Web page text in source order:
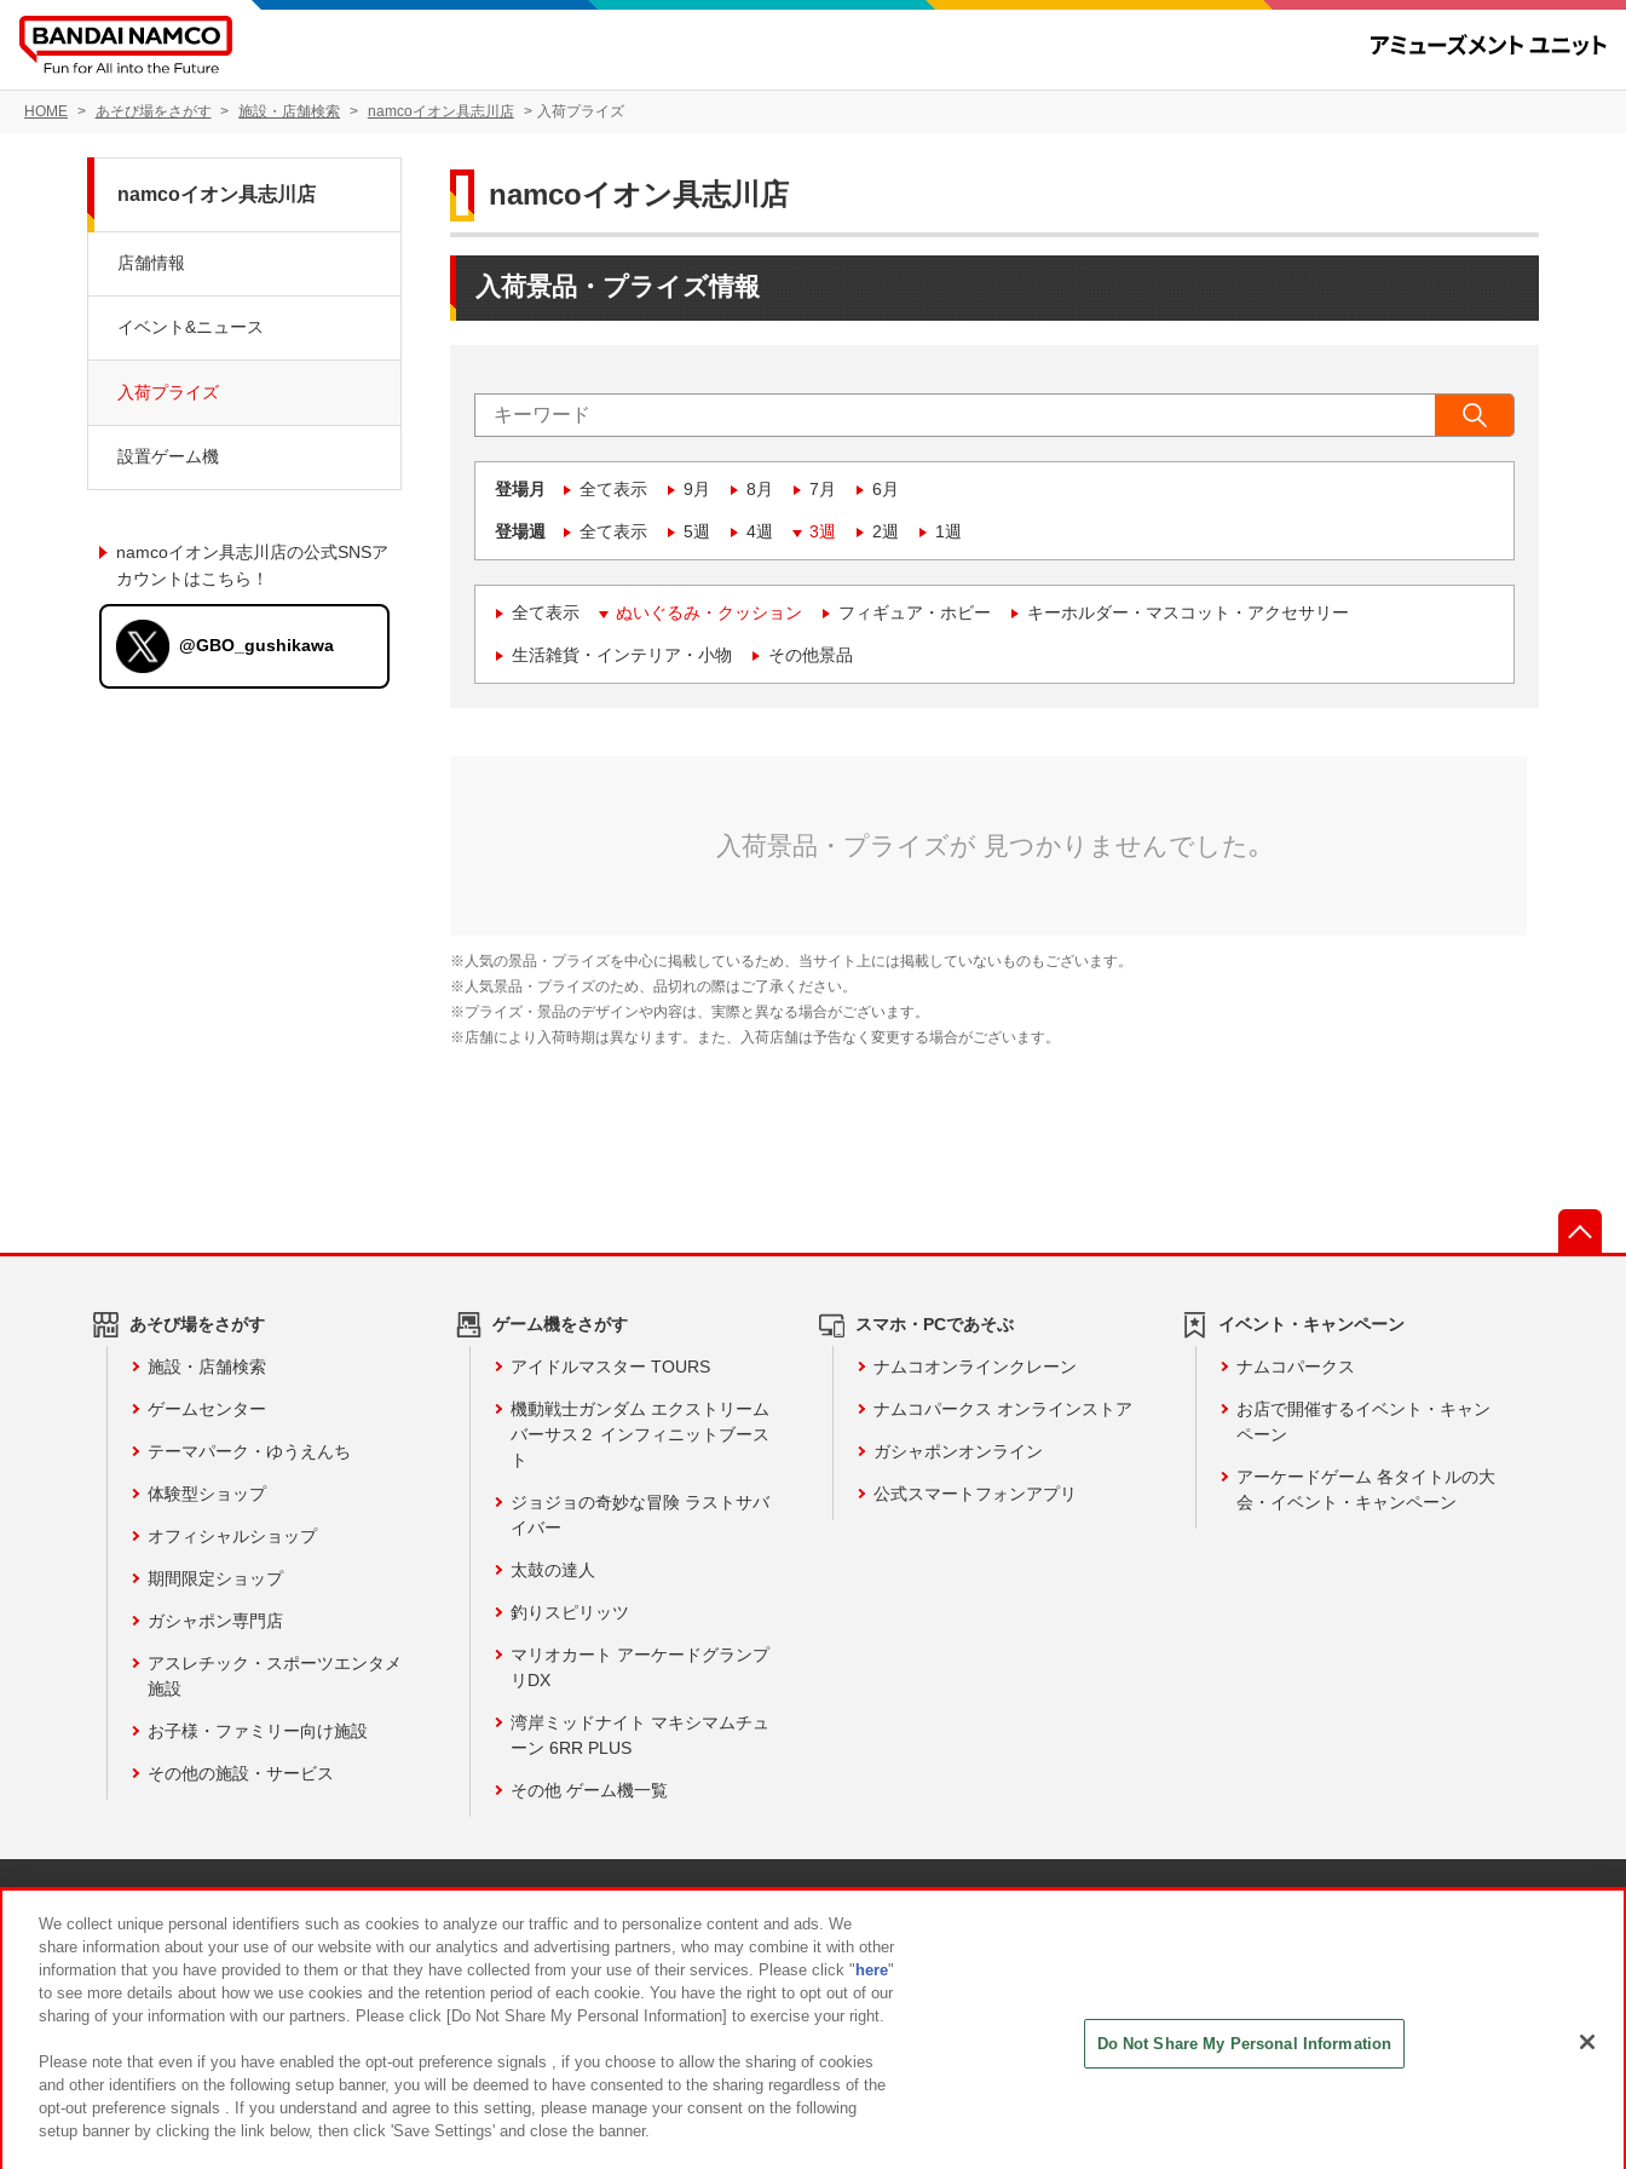
HOME あそび場をさがす 施設・店舗検索 namcoイオン具志川店 入荷プライズ
namcoイオン具志川店
入荷景品・プライズ情報
登場月 全て表示 9月 8月 7月 6月
登場週 全て表示 5週 4週 3週 2週 1週
全て表示 ぬいぐるみ・クッション フィギュア・ホビー キーホルダー・マスコット・アクセサリー
生活雑貨・インテリア・小物 その他景品
namcoイオン具志川店
店舗情報
イベント&ニュース
入荷プライズ
設置ゲーム機
namcoイオン具志川店の公式SNSア
カウントはこちら！
@GBO_gushikawa
あそび場をさがす
施設・店舗検索
ゲームセンター
テーマパーク・ゆうえんち
体験型ショップ
オフィシャルショップ
期間限定ショップ
ガシャポン専門店
アスレチック・スポーツエンタメ
施設
お子様・ファミリー向け施設
その他の施設・サービス
ゲーム機をさがす
アイドルマスター TOURS
機動戦士ガンダム エクストリーム
バーサス２ インフィニットブース
ト
ジョジョの奇妙な冒険 ラストサバ
イバー
太鼓の達人
釣りスピリッツ
マリオカート アーケードグランプ
リDX
湾岸ミッドナイト マキシマムチュ
ーン 6RR PLUS
その他 ゲーム機一覧
スマホ・PCであそぶ
ナムコオンラインクレーン
ナムコパークス オンラインストア
ガシャポンオンライン
公式スマートフォンアプリ
イベント・キャンペーン
ナムコパークス
お店で開催するイベント・キャン
ペーン
アーケードゲーム 各タイトルの大
会・イベント・キャンペーン
食品のご提供について カスタマーハラスメント対応方針
We collect unique personal identifiers such as cookies to analyze our traffic and to personalize content and ads. We
share information about your use of our website with our analytics and advertising partners, who may combine it with other
information that you have provided to them or that they have collected from your use of their services. Please click " here"
to see more details about how we use cookies and the retention period of each cookie. You have the right to opt out of our
sharing of your information with our partners. Please click [Do Not Share My Personal Information] to exercise your right.
Please note that even if you have enabled the opt-out preference signals , if you choose to allow the sharing of cookies
and other identifiers on the following setup banner, you will be deemed to have consented to the sharing regardless of the
opt-out preference signals . If you understand and agree to this setting, please manage your consent on the following
setup banner by clicking the link below, then click 'Save Settings' and close the banner.
Do Not Share My Personal Information